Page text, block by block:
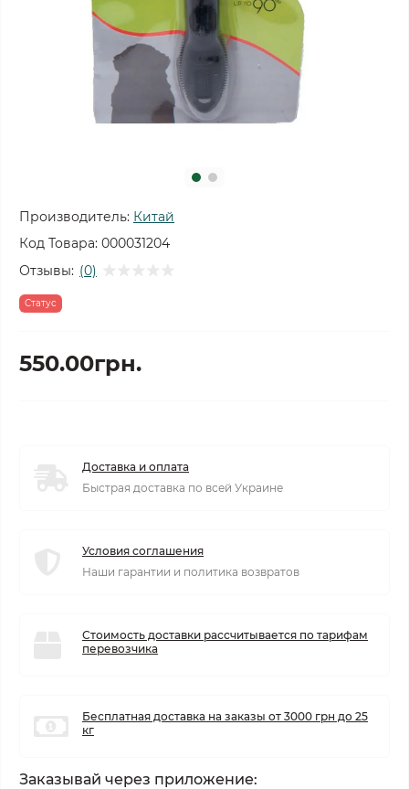
Производитель: Китай
Код Товара: 000031204
Отзывы: (0)
Статус
550.00грн.
Доставка и оплата
Быстрая доставка по всей Украине
Условия соглашения
Наши гарантии и политика возвратов
Стоимость доставки рассчитывается по тарифам
перевозчика
Бесплатная доставка на заказы от 3000 грн до 25
кг
Заказывай через приложение: